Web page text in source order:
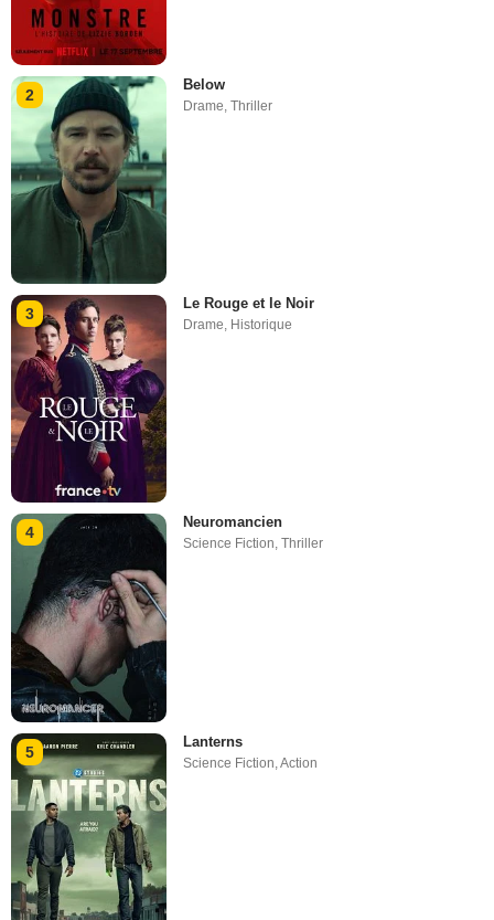
2
Below
Drame,Thriller
3
Le Rouge et le Noir
Drame, Historique
4
Neuromancien
Science Fiction,Thriller
5
Lanterns
Science Fiction ,Action